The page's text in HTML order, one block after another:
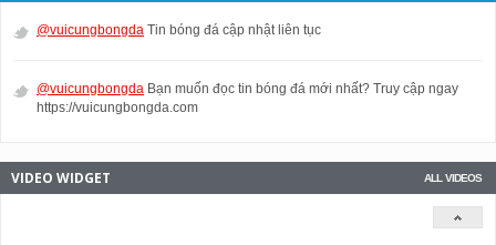
@vuicungbongda Tin bóng đá cập nhật liên tục
@vuicungbongda Bạn muốn đọc tin bóng đá mới nhất? Truy cập ngay
https://vuicungbongda.com
ALL VIDEOS
VIDEO WIDGET